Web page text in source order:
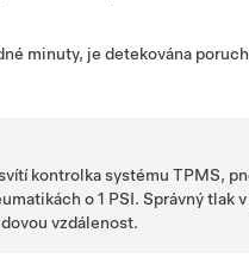
minuty, je detekována
kontrolka systému TPMS,
o 1 PSI. Správný tlak
vzdálenost.